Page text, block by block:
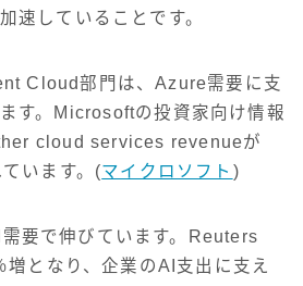
速していることです。
Cloud部門は、Azure需要に支
す。Microsoftの投資家向け情報
cloud services revenueが
います。(マイクロソフト )
要で伸びています。Reuters
となり、企業のAI支出に支え